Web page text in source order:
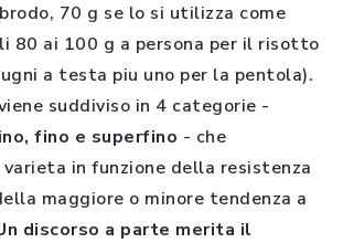
70 g se lo si utilizza come
80 ai 100 g a persona per il risotto
a testa piu uno per la pentola).
suddiviso in 4 categorie -
fino e superfino - che
in funzione della resistenza
maggiore o minore tendenza a
discorso a parte merita il